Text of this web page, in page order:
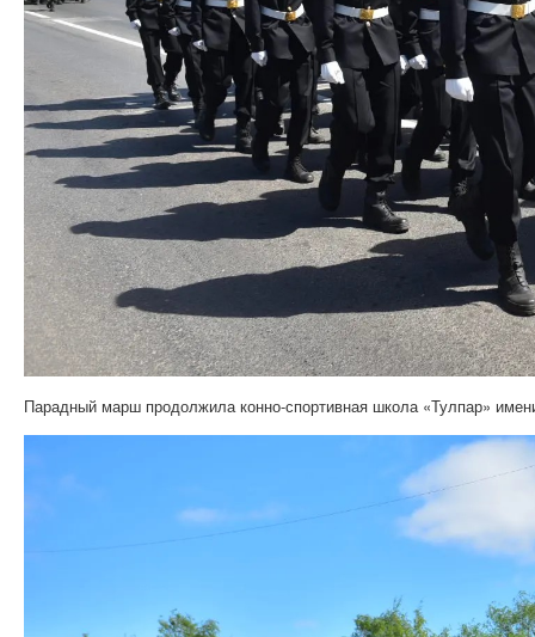
Парадный марш продолжила конно-спортивная школа «Тулпар»